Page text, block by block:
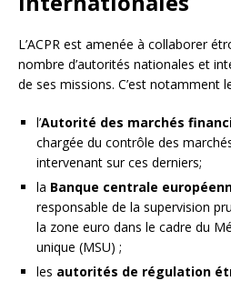
L’ACPR est amenée à collaborer
nombre d’autorités nationales et
de ses missions. C’est notamment
l’Autorité des marchés
chargée du contrôle des
intervenant sur ces derniers;
la Banque centrale
responsable de la supervision
la zone euro dans le cadre du
unique (MSU) ;
les autorités de régulation